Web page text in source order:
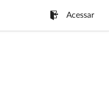
Acessar